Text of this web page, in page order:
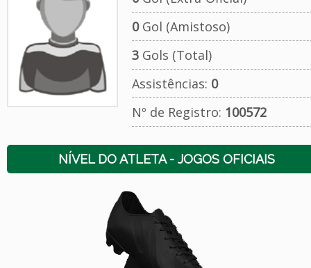
0Gol (Amistoso)
3Gols (Total)
Assistências: 0
Nº de Registro: 100572
NÍVEL DO ATLETA - JOGOS OFICIAIS